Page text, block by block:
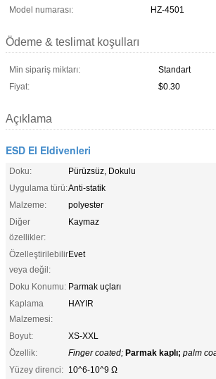
Model numarası:
HZ-4501
Ödeme & teslimat koşulları
Min sipariş miktarı:
Standart
Fiyat:
$0.30
Açıklama
ESD El Eldivenleri
Doku:
Pürüzsüz, Dokulu
Uygulama türü:Anti-statik
Malzeme:
polyester
Diğer
özellikler:
Kaymaz
Özelleştirilebilir
veya değil:
Evet
Doku Konumu: Parmak uçları
Kaplama
Malzemesi:
HAYIR
Boyut:
XS-XXL
Özellik:
Finger coated; Parmak kaplı; palm
Yüzey direnci: 10^6-10^9 Ω